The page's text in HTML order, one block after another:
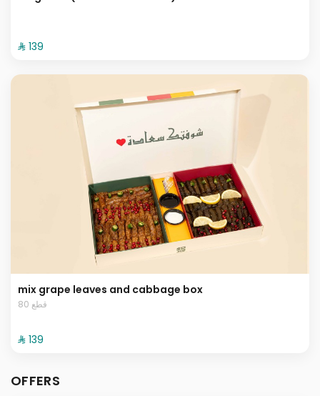
⁨⁦‪‬ 139⁩
mix grape leaves and cabbage box
80 قطع
⁨⁦‪‬ 139⁩
OFFERS